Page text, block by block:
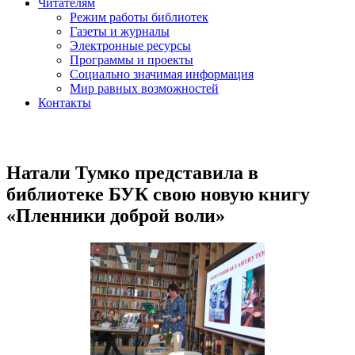
Читателям
Режим работы библиотек
Газеты и журналы
Электронные ресурсы
Программы и проекты
Социально значимая информация
Мир равных возможностей
Контакты
Натали Тумко представила в
библиотеке БУК свою новую книгу
«Пленники доброй воли»